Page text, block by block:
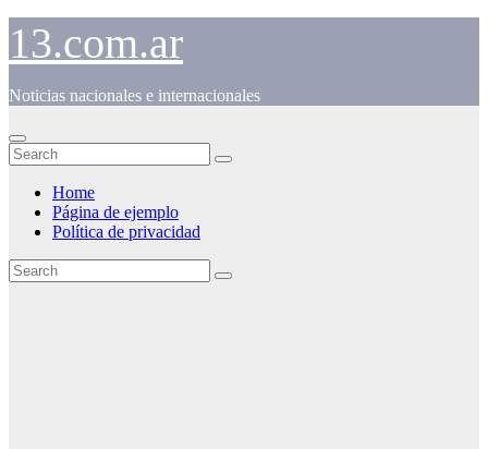
Skip
content
13.com.ar
Noticias nacionales e internacionales
Home
Página de ejemplo
Política de privacidad